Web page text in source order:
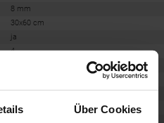
Über Cookies
8 mm
30x60 cm
ja
4
matt
ja